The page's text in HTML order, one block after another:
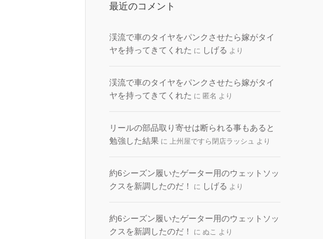
最近のコメント
渓流で車のタイヤをパンクさせたら嫁がタイ
ヤを持ってきてくれた に しげる より
渓流で車のタイヤをパンクさせたら嫁がタイ
ヤを持ってきてくれた に 匿名 より
リールの部品取り寄せは断られる事もあると
勉強した結果 に 上州屋ですら閉店ラッシュ より
約6シーズン履いたゲーター用のウェットソッ
クスを新調したのだ！
に しげる より
約6シーズン履いたゲーター用のウェットソッ
クスを新調したのだ！
に ぬこ より